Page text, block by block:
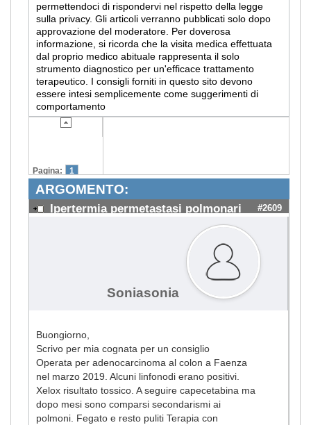
permettendoci di rispondervi nel rispetto della legge
sulla privacy. Gli articoli verranno pubblicati solo dopo
approvazione del moderatore. Per doverosa
informazione, si ricorda che la visita medica effettuata
dal proprio medico abituale rappresenta il solo
strumento diagnostico per un'efficace trattamento
terapeutico. I consigli forniti in questo sito devono
essere intesi semplicemente come suggerimenti di
comportamento
Pagina: 1
ARGOMENTO:
Ipertermia permetastasi polmonari #2609
Soniasonia
Buongiorno,
Scrivo per mia cognata per un consiglio
Operata per adenocarcinoma al colon a Faenza
nel marzo 2019. Alcuni linfonodi erano positivi.
Xelox risultato tossico. A seguire capecetabina ma
dopo mesi sono comparsi secondarismi ai
polmoni. Fegato e resto puliti Terapia con